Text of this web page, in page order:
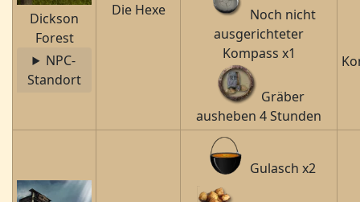
Dickson
Forest
NPC-
Standort
Die Hexe
Noch nicht
ausgerichteter
Kompass x1
Gräber
ausheben 4 Stunden
Gulasch x2